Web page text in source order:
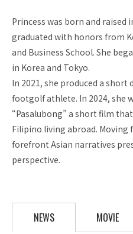
Princess was born and raised
graduated with honors from
and Business School. She
in Korea and Tokyo.
In 2021, she produced a
footgolf athlete. In 2024, she
“Pasalubong” a short film
Filipino living abroad.
forefront Asian narratives
perspective.
NEWS MOVIE